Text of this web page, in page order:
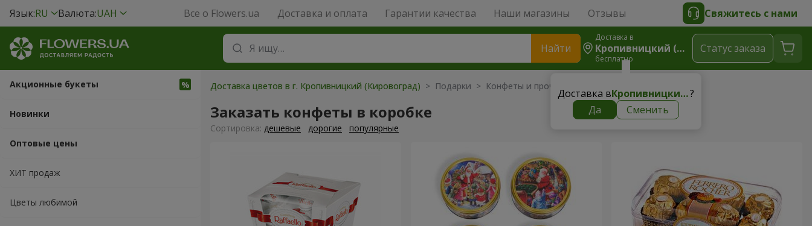
Язык:RU Валюта:UAH Все о Flowers.ua Доставка и оплата Гарантии качества Наши магазины Отзывы Свяжитесь с нами
Найти
Доставка в
Кропивницкий (Кировоград)
бесплатно
Доставка в Кропивницкий (Кировоград)?
Да
Сменить
Cтатус заказа
Акционные букеты
Новинки
Оптовые цены
ХИТ продаж
Цветы любимой
Доставка цветов в г. Кропивницкий (Кировоград) > Подарки > Конфеты и прочие сладости
Заказать конфеты в коробке
Cортировка: дешевые дорогие популярные